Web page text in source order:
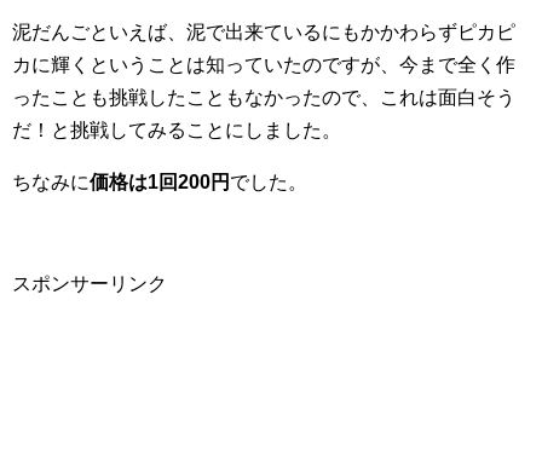
泥だんごといえば、泥で出来ているにもかかわらずピカピ
カに輝くということは知っていたのですが、今まで全く作
ったことも挑戦したこともなかったので、これは面白そう
だ！と挑戦してみることにしました。
ちなみに価格は1回200円 でした。
スポンサーリンク